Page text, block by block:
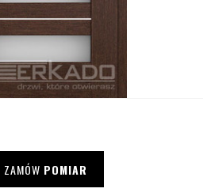
ZAMÓW POMIAR